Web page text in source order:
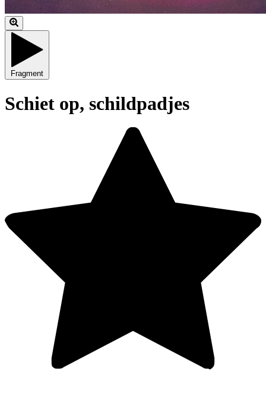
Fragment
Schiet op, schildpadjes